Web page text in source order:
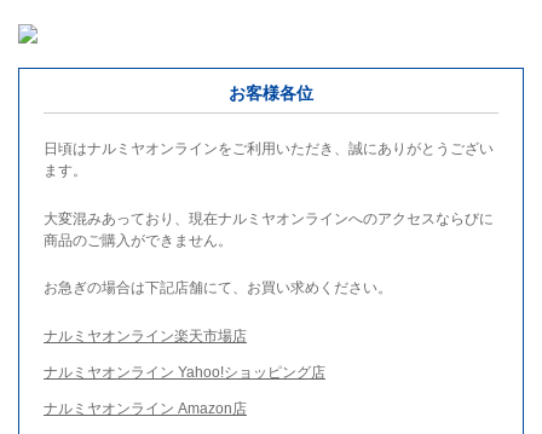
お客様各位
日頃はナルミヤオンラインをご利用いただき、誠にありがとうござい
ます。
大変混みあっており、現在ナルミヤオンラインへのアクセスならびに
商品のご購入ができません。
お急ぎの場合は下記店舗にて、お買い求めください。
ナルミヤオンライン楽天市場店
ナルミヤオンライン Yahoo!ショッピング店
ナルミヤオンライン Amazon店